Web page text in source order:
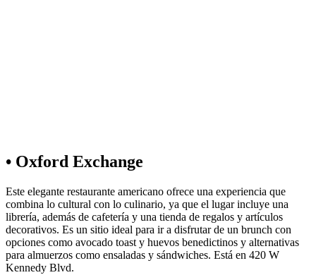
• Oxford Exchange
Este elegante restaurante americano ofrece una experiencia que
combina lo cultural con lo culinario, ya que el lugar incluye una
librería, además de cafetería y una tienda de regalos y artículos
decorativos. Es un sitio ideal para ir a disfrutar de un brunch con
opciones como avocado toast y huevos benedictinos y alternativas
para almuerzos como ensaladas y sándwiches. Está en 420 W
Kennedy Blvd.